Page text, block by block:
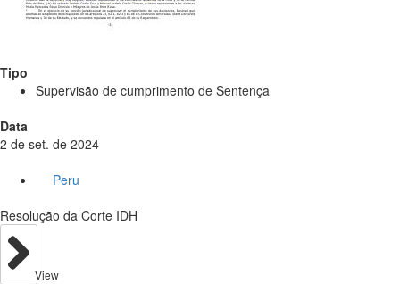
Tipo
Supervisão de cumprimento de Sentença
Data
2 de set. de 2024
Peru
Resolução da Corte IDH
View